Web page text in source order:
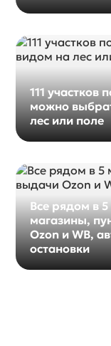
111 участков
можно
лес или поле
Все рядом в
магазины,
Ozon и WB,
остановки